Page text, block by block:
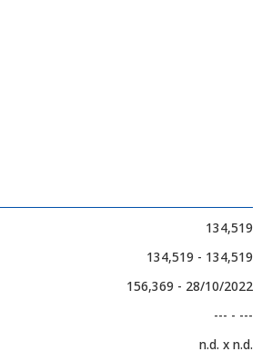
134,519
134,519 - 134,519
156,369 - 28/10/2022
--- - ---
n.d. x n.d.